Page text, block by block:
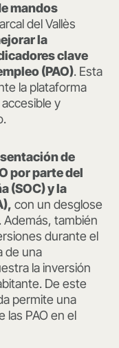
mandos
del Vallès
la
clave
(PAO). Esta
la plataforma
y
de
por parte del
(SOC) y la
con un desglose
. Además, también
durante el
de una
la inversión
De este
permite una
las PAO en el